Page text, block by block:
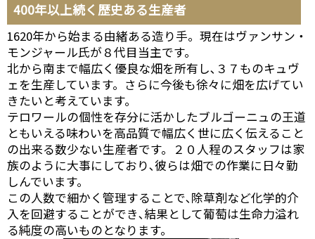
400年以上続く歴史ある生産者
1620年から始まる由緒ある造り手。現在はヴァンサン・
モンジャール氏が８代目当主です。
北から南まで幅広く優良な畑を所有し､３７ものキュヴ
ェを生産しています。さらに今後も徐々に畑を広げてい
きたいと考えています。
テロワールの個性を存分に活かしたブルゴーニュの王道
ともいえる味わいを高品質で幅広く世に広く伝えること
の出来る数少ない生産者です。２０人程のスタッフは家
族のように大事にしており､彼らは畑での作業に日々勤
しんでいます。
この人数で細かく管理することで､除草剤など化学的介
入を回避することができ､結果として葡萄は生命力溢れ
る純度の高いものとなります。